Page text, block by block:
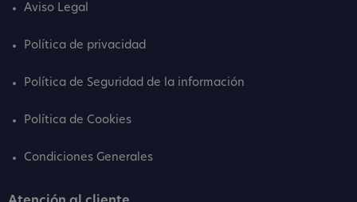
Aviso Legal
Política de privacidad
Política de Seguridad de la información
Política de Cookies
Condiciones Generales